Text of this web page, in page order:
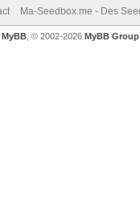
Ma-Seedbox.me - Des
MyBB, © 2002-2026 MyBB Group.